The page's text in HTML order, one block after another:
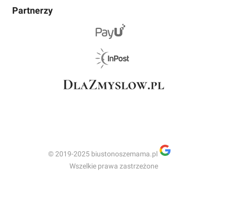
Partnerzy
© 2019-2025 biustonoszemama.pl
Wszelkie prawa zastrzeżone